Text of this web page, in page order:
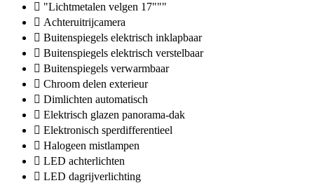
"Lichtmetalen velgen 17"""
Achteruitrijcamera
Buitenspiegels elektrisch inklapbaar
Buitenspiegels elektrisch verstelbaar
Buitenspiegels verwarmbaar
Chroom delen exterieur
Dimlichten automatisch
Elektrisch glazen panorama-dak
Elektronisch sperdifferentieel
Halogeen mistlampen
LED achterlichten
LED dagrijverlichting